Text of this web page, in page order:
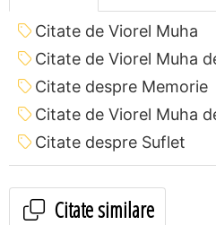
Citate de Viorel Muha
Citate de Viorel Muha
Citate despre Memorie
Citate de Viorel Muha
Citate despre Suflet
Citate similare